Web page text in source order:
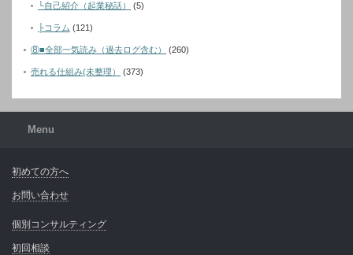
└自己紹介（起業秘話） (5)
├コラム (121)
⑧■全部一気読み（過去ログ含む） (260)
売れる仕組み(未整理） (373)
Menu
初めての方へ
お問い合わせ
個別コンサルティング
初回相談